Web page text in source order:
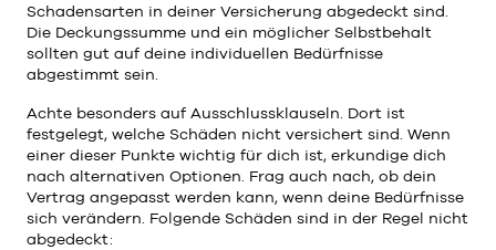
Schadensarten in deiner Versicherung abgedeckt sind.
Die Deckungssumme und ein möglicher Selbstbehalt
sollten gut auf deine individuellen Bedürfnisse
abgestimmt sein.
Achte besonders auf Ausschlussklauseln. Dort ist
festgelegt, welche Schäden nicht versichert sind. Wenn
einer dieser Punkte wichtig für dich ist, erkundige dich
nach alternativen Optionen. Frag auch nach, ob dein
Vertrag angepasst werden kann, wenn deine Bedürfnisse
sich verändern. Folgende Schäden sind in der Regel nicht
abgedeckt: